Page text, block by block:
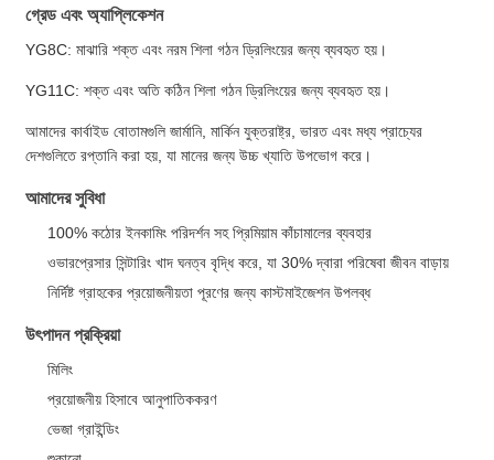
গ্রেড এবং অ্যাপ্লিকেশন
YG8C: মাঝারি শক্ত এবং নরম শিলা গঠন ড্রিলিংয়ের জন্য ব্যবহৃত হয়।
YG11C: শক্ত এবং অতি কঠিন শিলা গঠন ড্রিলিংয়ের জন্য ব্যবহৃত হয়।
আমাদের কার্বাইড বোতামগুলি জার্মানি, মার্কিন যুক্তরাষ্ট্র, ভারত এবং মধ্য প্রাচ্যের
দেশগুলিতে রপ্তানি করা হয়, যা মানের জন্য উচ্চ খ্যাতি উপভোগ করে।
আমাদের সুবিধা
100% কঠোর ইনকামিং পরিদর্শন সহ প্রিমিয়াম কাঁচামালের ব্যবহার
ওভারপ্রেসার সিন্টারিং খাদ ঘনত্ব বৃদ্ধি করে, যা 30% দ্বারা পরিষেবা জীবন বাড়ায়
নির্দিষ্ট গ্রাহকের প্রয়োজনীয়তা পূরণের জন্য কাস্টমাইজেশন উপলব্ধ
উৎপাদন প্রক্রিয়া
মিলিং
প্রয়োজনীয় হিসাবে আনুপাতিককরণ
ভেজা গ্রাইন্ডিং